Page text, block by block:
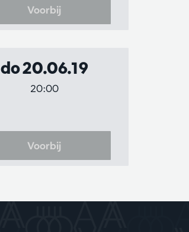
Voorbij
do 20.06.19
20:00
Voorbij